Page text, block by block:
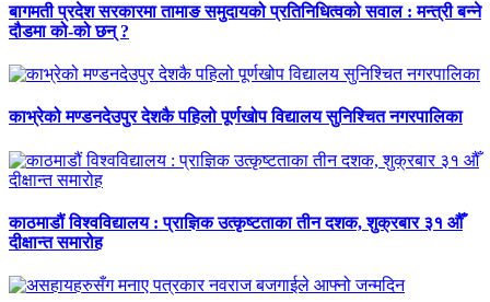
बागमती प्रदेश सरकारमा तामाङ समुदायको प्रतिनिधित्वको सवाल : मन्त्री बन्ने
दौडमा को‐को छन् ?
काभ्रेको मण्डनदेउपुर देशकै पहिलो पूर्णखोप विद्यालय सुनिश्चित नगरपालिका
काठमाडौं विश्वविद्यालय : प्राज्ञिक उत्कृष्टताका तीन दशक, शुक्रबार ३१ औँ
दीक्षान्त समारोह